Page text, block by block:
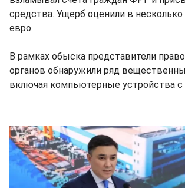
средства. Ущерб оценили в
евро.
В рамках обыска представители
органов обнаружили ряд
включая компьютерные устройства с